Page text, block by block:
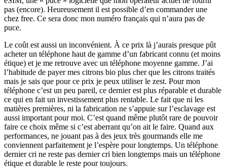
pas (encore). Heureusement il est possible d’en commander une
chez free. Ce sera donc mon numéro français qui n’aura pas de
puce.
Le coût est aussi un inconvénient. À ce prix là j’aurais presque pût
acheter un téléphone haut de gamme d’un fabricant connu (et moins
étique) et je me retrouve avec un téléphone moyenne gamme. J’ai
l’habitude de payer mes citrons bio plus cher que les citrons traités
mais je sais que pour ce prix je peux utiliser le zest. Pour mon
téléphone c’est un peu pareil, ce dernier est plus réparable et durable
ce qui en fait un investissement plus rentable. Le fait que ni les
matières premières, ni la fabrication ne s’appuie sur l’esclavage est
aussi important pour moi. C’est quand même plutôt rare de pouvoir
faire ce choix même si c’est aberrant qu’on ait le faire. Quand aux
performances, ne jouant pas à des jeux très gourmands elle me
conviennent parfaitement je l’espère pour longtemps. Un téléphone
dernier cri ne reste pas dernier cri bien longtemps mais un téléphone
étique et durable le reste pour toujours.